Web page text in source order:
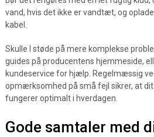
vand, hvis det ikke er vandtæt, og
kabel.
Skulle I støde på mere komplekse
guides på producentens hjemmeside,
kundeservice for hjælp. Regelmæssig
opmærksomhed på små fejl sikrer, at
fungerer optimalt i hverdagen.
Gode samtaler med